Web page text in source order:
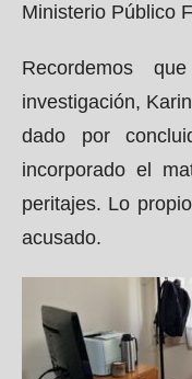
Ministerio Público
Recordemos
investigación,
dado por
incorporado el
peritajes. Lo
acusado.